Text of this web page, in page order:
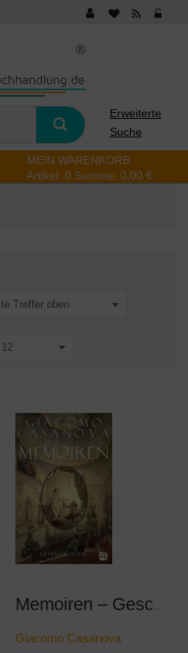
Erweiterte
Suche
MEIN WARENKORB
Artikel: 0 Summe: 0,00 €
Giacomo Casanova